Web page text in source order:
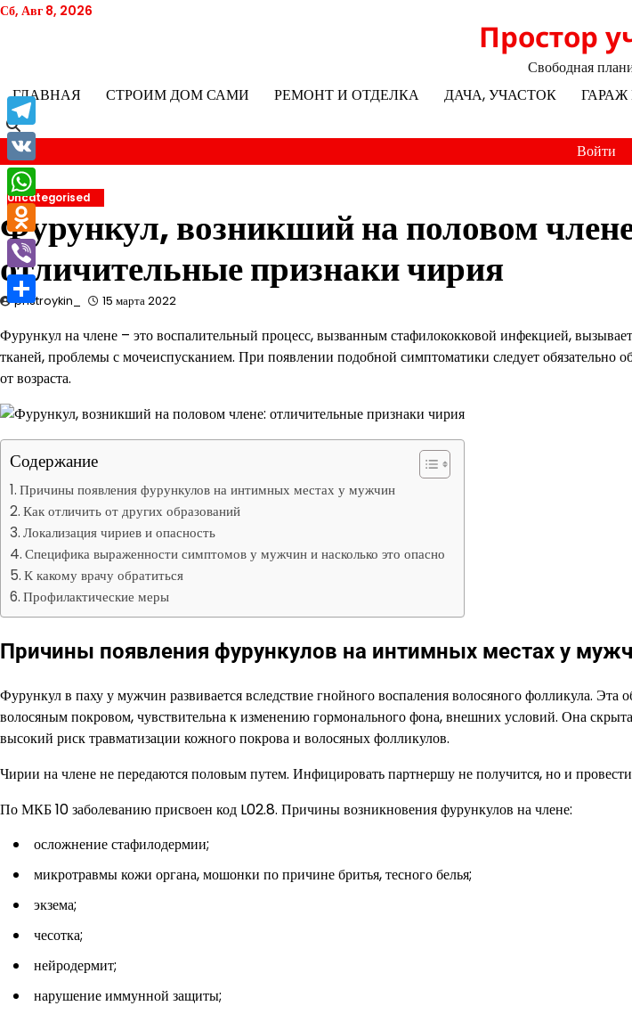
Перейти
Сб, Авг 8, 2026
Простор
Свободная
ГЛАВНАЯ
СТРОИМ ДОМ САМИ РЕМОНТ И ОТДЕЛКА ДАЧА, УЧАСТОК
Войти
Uncategorised
Фурункул, возникший на половом
отличительные признаки чирия
pristroykin_ 15 марта 2022
Фурункул на члене – это воспалительный процесс, вызванным стафилококковой инфекцией,
тканей, проблемы с мочеиспусканием. При появлении подобной симптоматики следует обязательно
от возраста.
Содержание
Причины появления фурункулов на интимных местах у мужчин
Как отличить от других образований
Локализация чириев и опасность
Специфика выраженности симптомов у мужчин и насколько это опасно
К какому врачу обратиться
Профилактические меры
Причины появления фурункулов на интимных местах у
Фурункул в паху у мужчин развивается вследствие гнойного воспаления волосяного фолликула. Эта
волосяным покровом, чувствительна к изменению гормонального фона, внешних условий. Она
высокий риск травматизации кожного покрова и волосяных фолликулов.
Чирии на члене не передаются половым путем. Инфицировать партнершу не получится, но и
По МКБ 10 заболеванию присвоен код L02.8. Причины возникновения фурункулов на члене:
осложнение стафилодермии;
микротравмы кожи органа, мошонки по причине бритья, тесного белья;
экзема;
чесотка;
нейродермит;
нарушение иммунной защиты;
Telegram
VK
WhatsApp
Odnoklassniki
Viber